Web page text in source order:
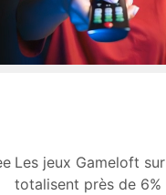
Les jeux Gameloft
totalisent près de 6%